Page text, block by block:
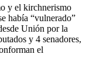
y 4 senadores,
el
de esta
la